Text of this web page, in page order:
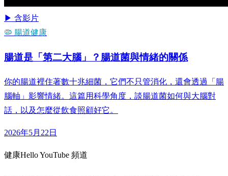
▶ 含影片
🦠 腸道健康
腸道是「第二大腦」？腸道菌與情緒的關係
你的腸道裡住著數十兆細菌，它們不只管消化，還會透過「腸
腦軸」影響情緒。這篇用科學角度，談腸道菌如何與大腦對
話，以及怎麼從飲食照顧好它。
2026年5月22日
健康Hello YouTube 頻道